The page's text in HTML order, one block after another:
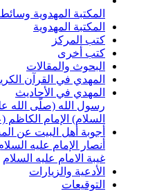
المكتبة المهدوية
المكتبة المهدوية
كتب المركز
كتب أخرى
البحوث والمقالات
المهدي في القرآن
المهدي في الأحاديث
رسول الله (صلّى الله
السلام) الإمام الكاظم
أجوبة أهل البيت عن
أنصار الإمام عليه
غيبة الامام عليه السلام
الأدعية والزيارات
التوقيعات